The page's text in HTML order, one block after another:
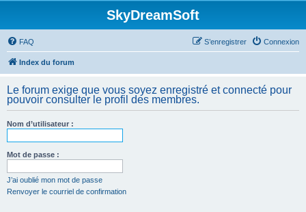
SkyDreamSoft
FAQ Connexion
S’enregistrer
Index du forum
Le forum exige que vous soyez enregistré et connecté pour
pouvoir consulter le profil des membres.
Nom d’utilisateur :
Mot de passe :
J’ai oublié mon mot de passe
Renvoyer le courriel de confirmation